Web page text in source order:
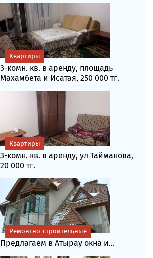
3-комн. кв. в аренду, площадь
Махамбета и Исатая, 250 000 тг.
Квартиры
3-комн. кв. в аренду, ул Тайманова,
20 000 тг.
Квартиры
Предлагаем в Атырау окна и...
Ремонтно-строительные